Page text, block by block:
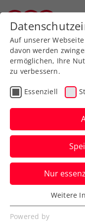
Zurück zur
Ausbildung
Jürgens
ÖTV-
euch mit
Mair die
Verfasst von: Manuel
Auf unserer
davon werden
ermöglichen, Ihre
zu verbessern.
Essenziell
Nur
Essenziell
Essenzielle Cookies
Weitere
Powered by